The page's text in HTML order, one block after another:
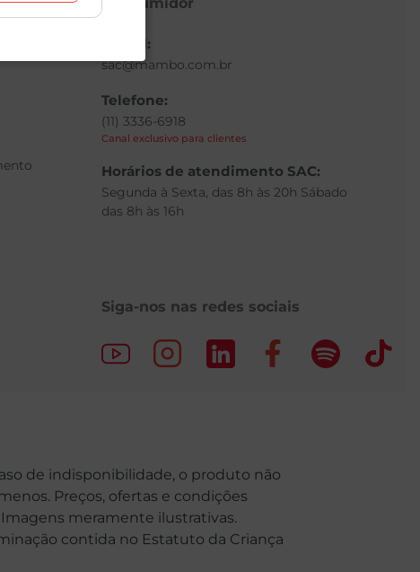
E-mail:
sac@mambo.com.br
Telefone:
(11) 3336-6918
Canal exclusivo para clientes
Horários de atendimento SAC:
Segunda à Sexta, das 8h às 20h Sábado
das 8h às 16h
Siga-nos nas redes sociais
de indisponibilidade, o produto não
Preços, ofertas e condições
meramente ilustrativas.
contida no Estatuto da Criança